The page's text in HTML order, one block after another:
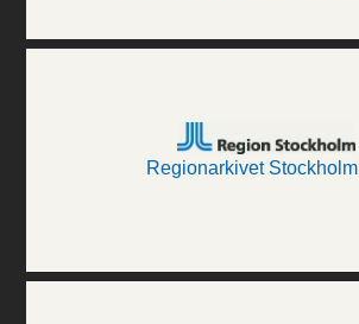
Regionarkivet Stockholm